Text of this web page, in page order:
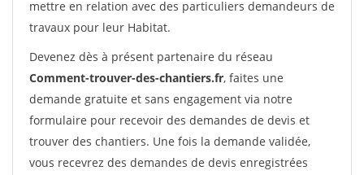
mettre en relation avec des particuliers demandeurs de
travaux pour leur Habitat.
Devenez dès à présent partenaire du réseau
Comment-trouver-des-chantiers.fr, faites une
demande gratuite et sans engagement via notre
formulaire pour recevoir des demandes de devis et
trouver des chantiers. Une fois la demande validée,
vous recevrez des demandes de devis enregistrées